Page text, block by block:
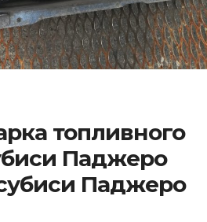
топливного
Паджеро
Паджеро